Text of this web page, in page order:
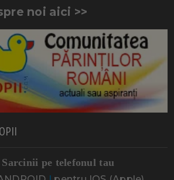
noi aici >>
Sarcinii pe telefonul tau